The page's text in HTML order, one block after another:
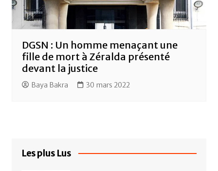
DGSN : Un homme menaçant une
fille de mort à Zéralda présenté
devant la justice
Baya Bakra 30 mars 2022
Les plus Lus